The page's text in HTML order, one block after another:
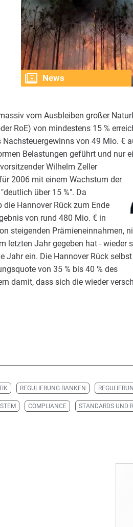
News
vom Ausbleiben großer
RoE) von mindestens 15 %
von 49 Mio. €
Belastungen geführt und nur
Wilhelm Zeller
2006 mit einem Wachstum der
über 15 %". Da
Hannover Rück zum Ende
von rund 480 Mio. € in
steigenden Prämieneinnahmen,
Jahr gegeben hat - wieder
ein. Die Hannover Rück
von 35 % bis 40 % des
damit, dass sich die wieder
REGULIERUNG BANKEN
COMPLIANCE STANDARDS UND